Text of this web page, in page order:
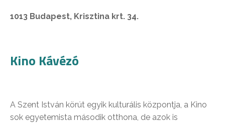
1013 Budapest, Krisztina krt. 34.
Kino Kávézó
A Szent István körút egyik kulturális központja, a Kino
sok egyetemista második otthona, de azok is